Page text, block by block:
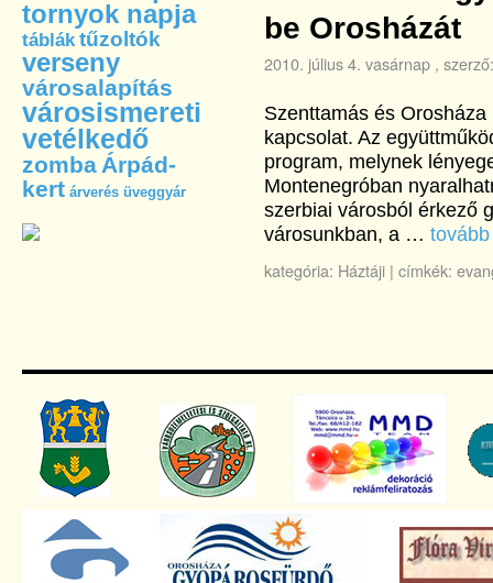
tornyok napja
táblák tűzoltók
verseny
városalapítás
városismereti
vetélkedő
zombaÁrpád-
kert árverés üveggyár
be Orosházát
2010. július 4. vasárnap , szerző:
Szenttamás és
kapcsolat. Az
program, melynek
Montenegróban
szerbiai városból érkező
városunkban, a …
kategória: Háztáji | címkék: